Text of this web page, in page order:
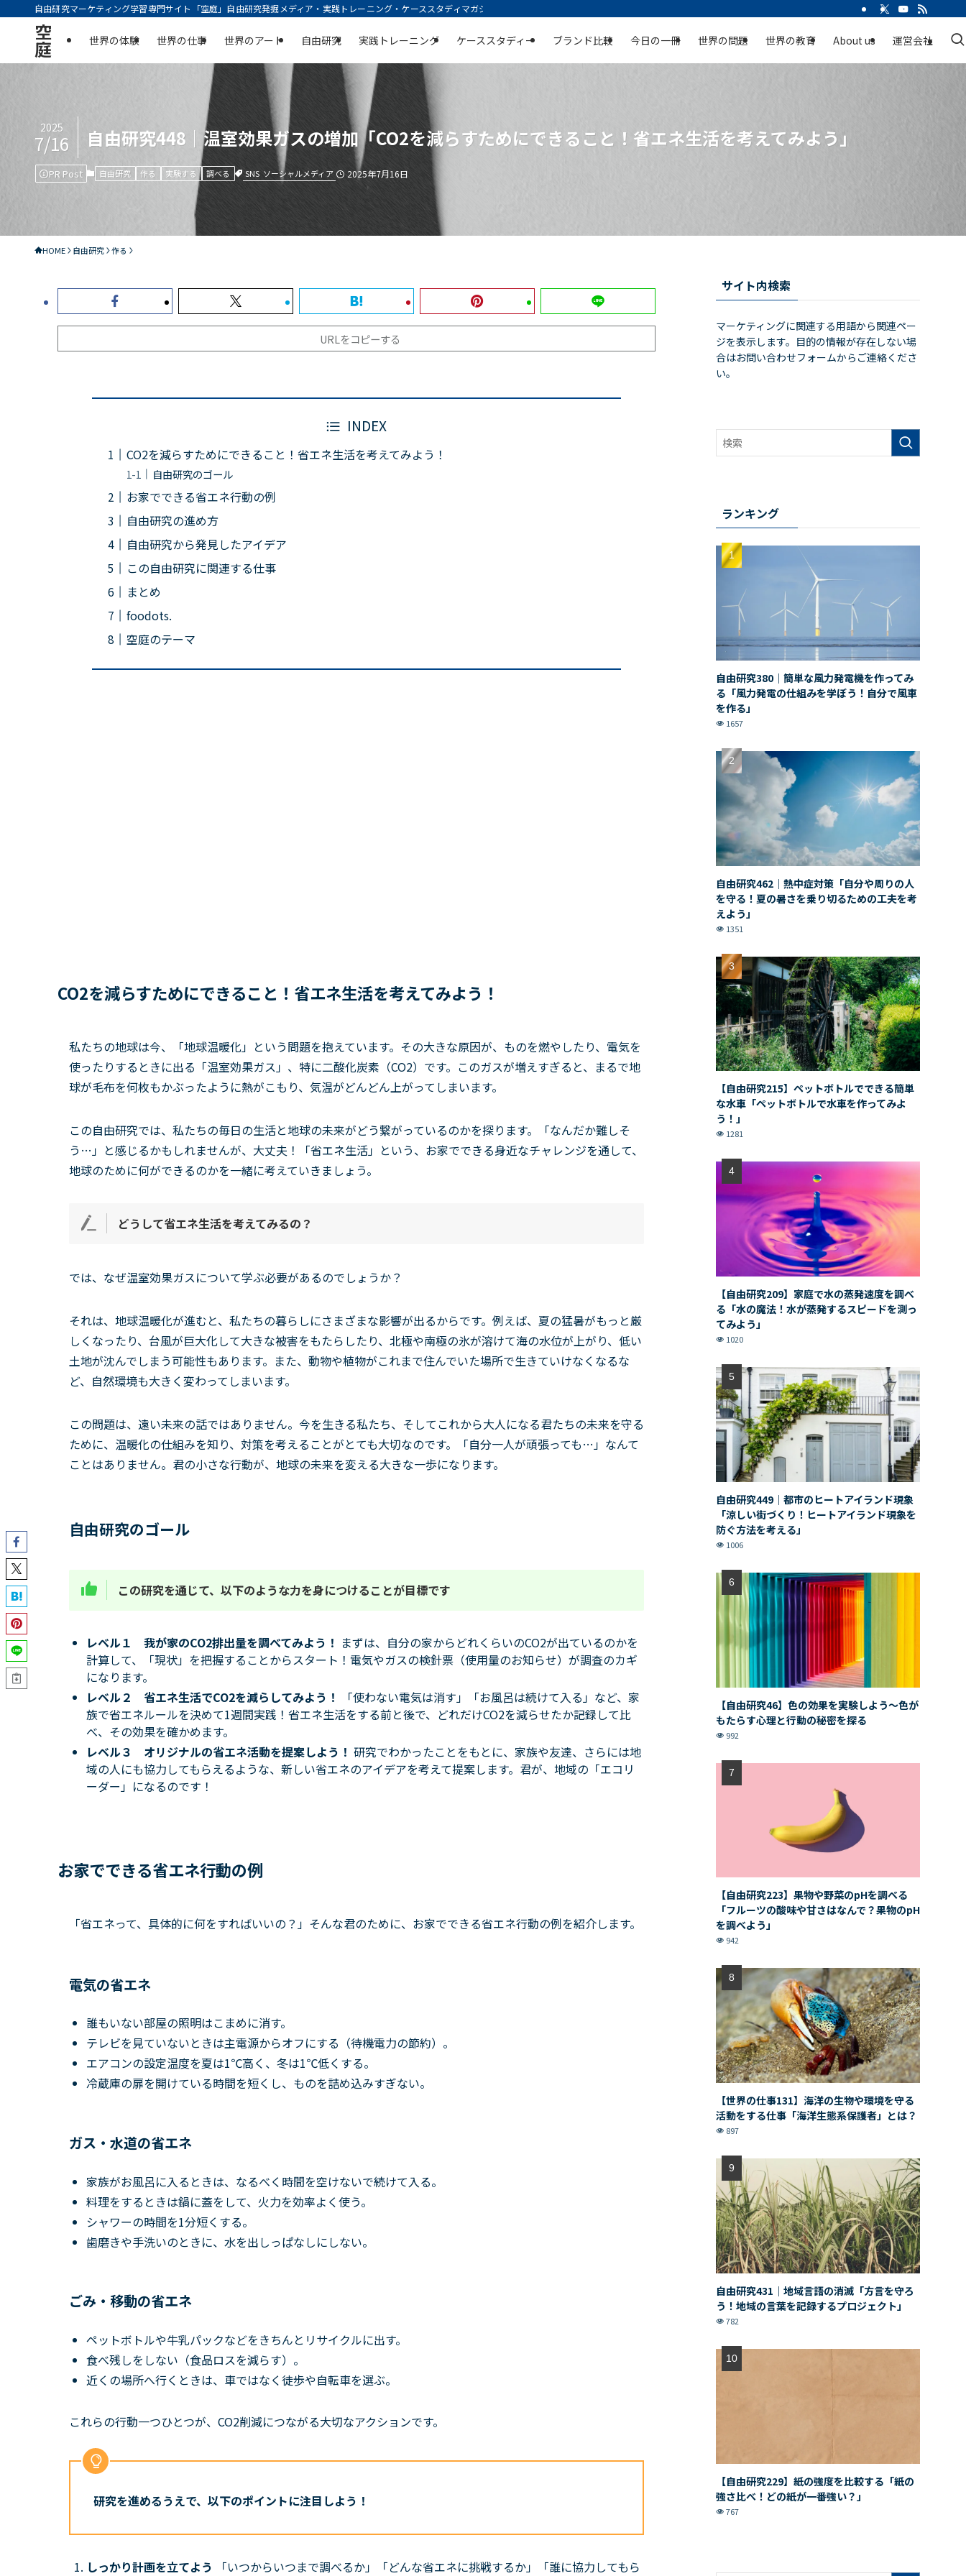
自由研究マーケティング学習専門サイト「空庭」自由研究発掘メディア・実践トレーニング・ケーススタディマガジン | 空庭
空
庭 世界の体験 世界の仕事 世界のアート 自由研究 実践トレーニング ケーススタディー ブランド比較 今日の一冊 世界の問題 世界の教育 About us 運営会社
自由研究448｜温室効果ガスの増加「CO2を減らすためにできること！省エネ生活を考えてみよう」
2025
7/16
PR Post 自由研究 作る 実験する 調べる SNS ソーシャルメディア 2025年7月16日
HOME 自由研究 作る
URLをコピーする
INDEX
CO2を減らすためにできること！省エネ生活を考えてみよう！
自由研究のゴール
お家でできる省エネ行動の例
自由研究の進め方
自由研究から発見したアイデア
この自由研究に関連する仕事
まとめ
foodots.
空庭のテーマ
CO2を減らすためにできること！省エネ生活を考えてみよう！
私たちの地球は今、「地球温暖化」という問題を抱えています。その大きな原因が、ものを燃やしたり、電気を
使ったりするときに出る「温室効果ガス」、特に二酸化炭素（CO2）です。このガスが増えすぎると、まるで地
球が毛布を何枚もかぶったように熱がこもり、気温がどんどん上がってしまいます。
この自由研究では、私たちの毎日の生活と地球の未来がどう繋がっているのかを探ります。「なんだか難しそ
う…」と感じるかもしれませんが、大丈夫！「省エネ生活」という、お家でできる身近なチャレンジを通して、
地球のために何ができるのかを一緒に考えていきましょう。
どうして省エネ生活を考えてみるの？
では、なぜ温室効果ガスについて学ぶ必要があるのでしょうか？
それは、地球温暖化が進むと、私たちの暮らしにさまざまな影響が出るからです。例えば、夏の猛暑がもっと厳
しくなったり、台風が巨大化して大きな被害をもたらしたり、北極や南極の氷が溶けて海の水位が上がり、低い
土地が沈んでしまう可能性もあります。また、動物や植物がこれまで住んでいた場所で生きていけなくなるな
ど、自然環境も大きく変わってしまいます。
この問題は、遠い未来の話ではありません。今を生きる私たち、そしてこれから大人になる君たちの未来を守る
ために、温暖化の仕組みを知り、対策を考えることがとても大切なのです。「自分一人が頑張っても…」なんて
ことはありません。君の小さな行動が、地球の未来を変える大きな一歩になります。
自由研究のゴール
この研究を通じて、以下のような力を身につけることが目標です
レベル１ 我が家のCO2排出量を調べてみよう！ まずは、自分の家からどれくらいのCO2が出ているのかを
計算して、「現状」を把握することからスタート！電気やガスの検針票（使用量のお知らせ）が調査のカギ
になります。
レベル２ 省エネ生活でCO2を減らしてみよう！
「使わない電気は消す」「お風呂は続けて入る」など、家
族で省エネルールを決めて1週間実践！省エネ生活をする前と後で、どれだけCO2を減らせたか記録して比
べ、その効果を確かめます。
レベル３ オリジナルの省エネ活動を提案しよう！ 研究でわかったことをもとに、家族や友達、さらには地
域の人にも協力してもらえるような、新しい省エネのアイデアを考えて提案します。君が、地域の「エコリ
ーダー」になるのです！
お家でできる省エネ行動の例
「省エネって、具体的に何をすればいいの？」そんな君のために、お家でできる省エネ行動の例を紹介します。
電気の省エネ
誰もいない部屋の照明はこまめに消す。
テレビを見ていないときは主電源からオフにする（待機電力の節約）。
エアコンの設定温度を夏は1℃高く、冬は1℃低くする。
冷蔵庫の扉を開けている時間を短くし、ものを詰め込みすぎない。
ガス・水道の省エネ
家族がお風呂に入るときは、なるべく時間を空けないで続けて入る。
料理をするときは鍋に蓋をして、火力を効率よく使う。
シャワーの時間を1分短くする。
歯磨きや手洗いのときに、水を出しっぱなしにしない。
ごみ・移動の省エネ
ペットボトルや牛乳パックなどをきちんとリサイクルに出す。
食べ残しをしない（食品ロスを減らす）。
近くの場所へ行くときは、車ではなく徒歩や自転車を選ぶ。
これらの行動一つひとつが、CO2削減につながる大切なアクションです。
研究を進めるうえで、以下のポイントに注目しよう！
しっかり計画を立てよう 「いつからいつまで調べるか」「どんな省エネに挑戦するか」「誰に協力してもら
サイト内検索
マーケティングに関連する用語から関連ペー
ジを表示します。目的の情報が存在しない場
合はお問い合わせフォームからご連絡くださ
い。
ランキング
自由研究380｜簡単な風力発電機を作ってみ
る「風力発電の仕組みを学ぼう！自分で風車
を作る」
1657
自由研究462｜熱中症対策「自分や周りの人
を守る！夏の暑さを乗り切るための工夫を考
えよう」
1351
【自由研究215】ペットボトルでできる簡単
な水車「ペットボトルで水車を作ってみよ
う！」
1281
【自由研究209】家庭で水の蒸発速度を調べ
る「水の魔法！水が蒸発するスピードを測っ
てみよう」
1020
自由研究449｜都市のヒートアイランド現象
「涼しい街づくり！ヒートアイランド現象を
防ぐ方法を考える」
1006
【自由研究46】色の効果を実験しよう〜色が
もたらす心理と行動の秘密を探る
992
【自由研究223】果物や野菜のpHを調べる
「フルーツの酸味や甘さはなんで？果物のpH
を調べよう」
942
【世界の仕事131】海洋の生物や環境を守る
活動をする仕事「海洋生態系保護者」とは？
897
自由研究431｜地域言語の消滅「方言を守ろ
う！地域の言葉を記録するプロジェクト」
782
【自由研究229】紙の強度を比較する「紙の
強さ比べ！どの紙が一番強い？」
767